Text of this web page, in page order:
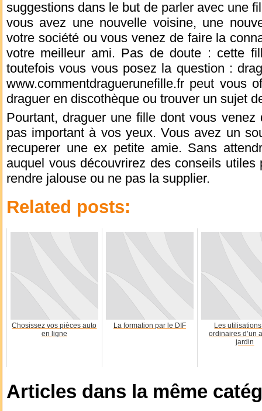
suggestions dans le but de parler avec une
vous avez une nouvelle voisine, une
votre société ou vous venez de faire la
votre meilleur ami. Pas de doute : cette
toutefois vous vous posez la question :
www.commentdraguerunefille.fr peut vous
draguer en discothèque ou trouver un sujet
Pourtant, draguer une fille dont vous venez
pas important à vos yeux. Vous avez un
recuperer une ex petite amie. Sans
auquel vous découvrirez des conseils
rendre jalouse ou ne pas la supplier.
Related posts:
Chosissez vos pièces auto
en ligne
La formation par le DIF
Les
ordinaires d’un
jardin
Articles dans la même